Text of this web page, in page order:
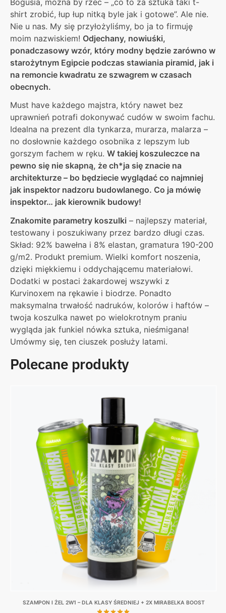
shirt zrobić, łup łup nitką byle jak i gotowe”. Ale nie.
Nie u nas. My się przyłożyliśmy, bo ja to firmuję
moim nazwiskiem! Odjechany, nowiuśki,
ponadczasowy wzór, który modny będzie zarówno w
starożytnym Egipcie podczas stawiania piramid, jak i
na remoncie kwadratu ze szwagrem w czasach
obecnych.
Must have każdego majstra, który nawet bez
uprawnień potrafi dokonywać cudów w swoim fachu.
Idealna na prezent dla tynkarza, murarza, malarza –
no dosłownie każdego osobnika z lepszym lub
gorszym fachem w ręku. W takiej koszuleczce na
pewno się nie skapną, że ch*ja się znacie na
architekturze – bo będziecie wyglądać co najmniej
jak inspektor nadzoru budowlanego. Co ja mówię
inspektor… jak kierownik budowy!
Znakomite parametry koszulki – najlepszy materiał,
testowany i poszukiwany przez bardzo długi czas.
Skład: 92% bawełna i 8% elastan, gramatura 190-200
g/m2. Produkt premium. Wielki komfort noszenia,
dzięki miękkiemu i oddychającemu materiałowi.
Dodatki w postaci żakardowej wszywki z
Kurvinoxem na rękawie i biodrze. Ponadto
maksymalna trwałość nadruków, kolorów i haftów –
twoja koszulka nawet po wielokrotnym praniu
wygląda jak funkiel nówka sztuka, nieśmigana!
Umówmy się, ten ciuszek posłuży latami.
Polecane produkty
SZAMPON I ŻEL 2W1 – DLA KLASY ŚREDNIEJ + 2X MIRABELKA BOOST